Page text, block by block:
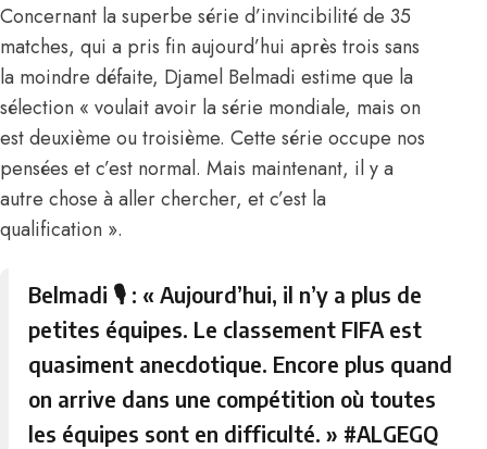
Concernant la superbe série d’invincibilité de 35
matches, qui a pris fin aujourd’hui après trois sans
la moindre défaite, Djamel Belmadi estime que la
sélection « voulait avoir la série mondiale, mais on
est deuxième ou troisième. Cette série occupe nos
pensées et c’est normal. Mais maintenant, il y a
autre chose à aller chercher, et c’est la
qualification ».
Belmadi 🎙 : « Aujourd’hui, il n’y a plus de
petites équipes. Le classement FIFA est
quasiment anecdotique. Encore plus quand
on arrive dans une compétition où toutes
les équipes sont en difficulté. » #ALGEGQ